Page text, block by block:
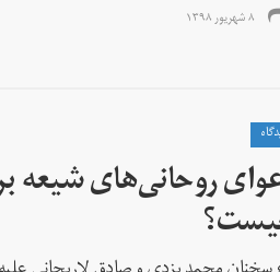
۸ شهریور ۱۳۹۸
روحانی‌های شیعه